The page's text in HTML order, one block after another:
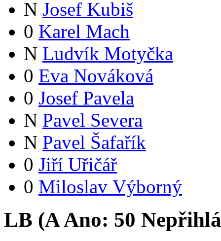
N Josef Kubiš
0 Karel Mach
N Ludvík Motyčka
0 Eva Nováková
0 Josef Pavela
N Pavel Severa
N Pavel Šafařík
0 Jiří Uřičář
0 Miloslav Výborný
LB (AAno: 50